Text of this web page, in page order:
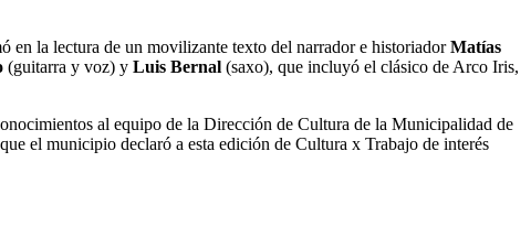
en la lectura de un movilizante texto del narrador e historiadorMatías
(guitarra y voz) y Luis Bernal (saxo), que incluyó el clásico de Arco Iris,
al equipo de la Dirección de Cultura de la Municipalidad de
el municipio declaró a esta edición de Cultura x Trabajo de interés